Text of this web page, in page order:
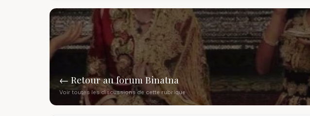
← Retour au forum Binatna
Voir toutes les discussions de cette rubrique